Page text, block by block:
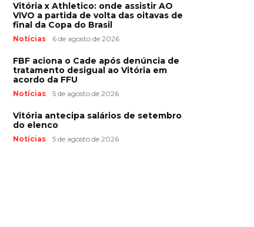
Vitória x Athletico: onde assistir AO
VIVO a partida de volta das oitavas de
final da Copa do Brasil
Notícias 6 de agosto de 2026
FBF aciona o Cade após denúncia de
tratamento desigual ao Vitória em
acordo da FFU
Notícias 5 de agosto de 2026
Vitória antecipa salários de setembro
do elenco
Notícias 5 de agosto de 2026